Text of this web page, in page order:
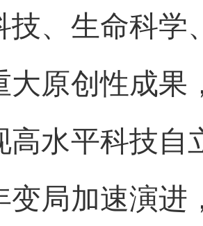
技、生命科学
大原创性成果
高水平科技自
变局加速演进